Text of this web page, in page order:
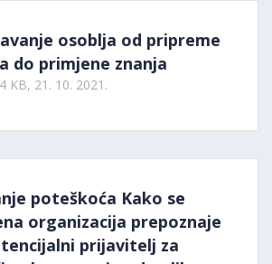
osoblja od pripreme
do primjene znanja
KB, 21. 10. 2021.
poteškoća Kako se
organizacija prepoznaje
prijavitelj za